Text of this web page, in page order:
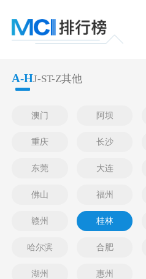
A-HJ-ST-Z其他
澳门 阿坝
重庆 长沙
东莞 大连
佛山 福州
赣州 桂林
哈尔滨 合肥
湖州 惠州